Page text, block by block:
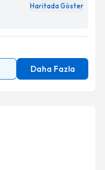
Haritada Göster
Daha Fazla